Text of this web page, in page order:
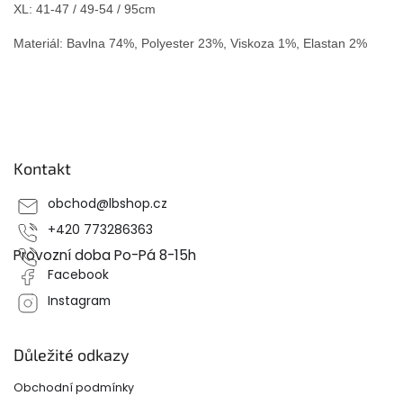
XL: 41-47 / 49-54 / 95cm
Materiál: Bavlna 74%, Polyester 23%, Viskoza 1%, Elastan 2%
Kontakt
obchod@lbshop.cz
+420 773286363
Provozní doba Po-Pá 8-15h
Facebook
Instagram
Důležité odkazy
Obchodní podmínky